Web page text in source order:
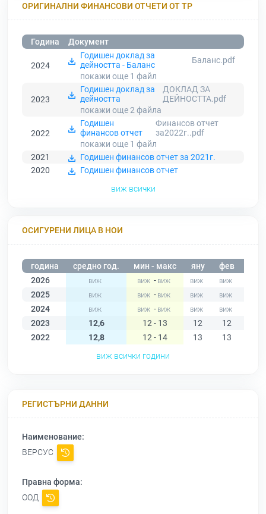
ОРИГИНАЛНИ ФИНАНСОВИ ОТЧЕТИ ОТ ТР
Година Документ
2024
Годишен доклад за
дейността - Баланс
Баланс.pdf
покажи още 1 файл
2023
Годишен доклад за
дейността
ДОКЛАД ЗА
ДЕЙНОСТТА.pdf
покажи още 2файла
2022
Годишен
финансов отчет
Финансов отчет
за2022г..pdf
покажи още 1 файл
2021
Годишен финансов отчет за 2021г.
2020
Годишен финансов отчет
виж всички
ОСИГУРЕНИ ЛИЦА В НОИ
година средно год. мин - макс яну фев
2026
-
2025
-
2024
-
2023
12,6 12 - 13 12 12
2022
12,8 12 - 14 13 13
виж всички години
РЕГИСТЪРНИ ДАННИ
Наименование:
ВЕРСУС
Правна форма:
ООД